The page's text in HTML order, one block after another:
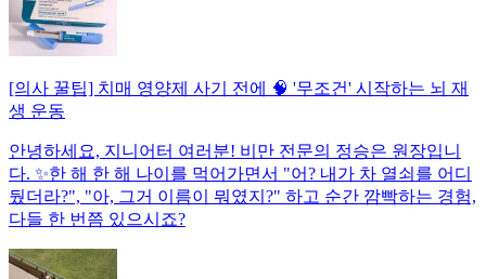
[의사 꿀팁] 치매 영양제 사기 전에 🧠 '무조건' 시작하는 뇌 재
생 운동
안녕하세요, 지니어터 여러분! 비만 전문의 정승은 원장입니
다. ✨한 해 한 해 나이를 먹어가면서 "어? 내가 차 열쇠를 어디
뒀더라?", "아, 그거 이름이 뭐였지?" 하고 순간 깜빡하는 경험,
다들 한 번쯤 있으시죠?